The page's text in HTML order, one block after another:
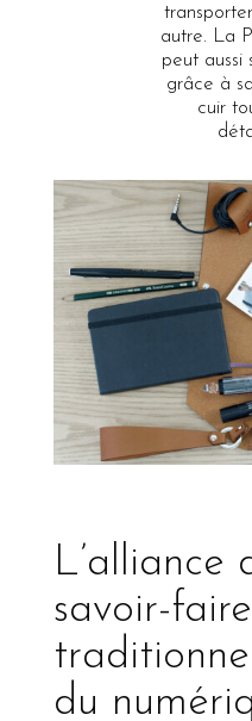
autre. La
peut aussi
grâce à
cuir
L’alliance
savoir-faire
du